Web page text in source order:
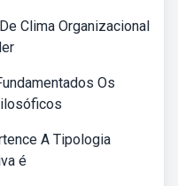
Clima Organizacional
Os
A Tipologia
é